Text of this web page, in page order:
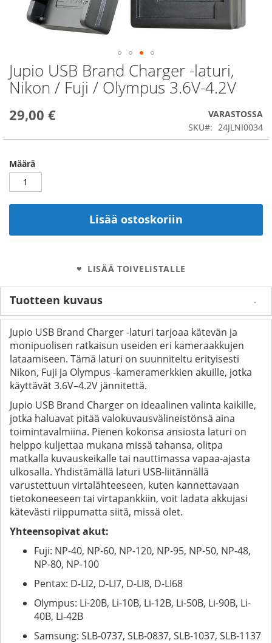
Jupio USB Brand Charger -laturi,
Nikon / Fuji / Olympus 3.6V-4.2V
29,00 €
VARASTOSSA
SKU
24JLNI0034
Määrä
Lisää ostoskoriin
LISÄÄ TOIVELISTALLE
Skip
to
the
of
Tuotteen kuvaus
Jupio USB Brand Charger -laturi tarjoaa kätevän ja
monipuolisen ratkaisun useiden eri kameraakkujen
lataamiseen. Tämä laturi on suunniteltu erityisesti
Nikon, Fuji ja Olympus -kameramerkkien akuille, jotka
käyttävät 3.6V–4.2V jännitettä.
Jupio USB Brand Charger on ideaalinen valinta kaikille,
jotka haluavat pitää valokuvausvälineistönsä aina
toimintavalmiina. Pienen kokonsa ansiosta laturi on
helppo kuljettaa mukana missä tahansa, olitpa
matkalla kuvauskeikalle tai nauttimassa vapaa-ajasta
ulkosalla. Yhdistämällä laturi USB-liitännällä
varustettuun virtalähteeseen, kuten kannettavaan
tietokoneeseen tai virtapankkiin, voit ladata akkujasi
kätevästi riippumatta siitä, missä olet.
Yhteensopivat akut:
Fuji: NP-40, NP-60, NP-120, NP-95, NP-50, NP-48,
NP-80, NP-100
Pentax: D-LI2, D-LI7, D-LI8, D-LI68
Olympus: Li-20B, Li-10B, Li-12B, Li-50B, Li-90B, Li-
40B, Li-42B
Samsung: SLB-0737, SLB-0837, SLB-1037, SLB-1137